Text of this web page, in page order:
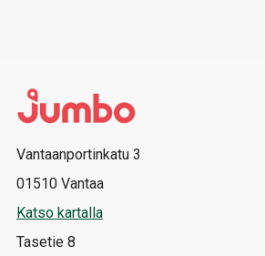
Vantaanportinkatu 3
01510 Vantaa
Katso kartalla
Tasetie 8